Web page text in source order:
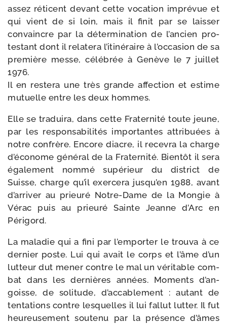
assez réti­cent devant cette voca­tion impré­vue et
qui vient de si loin, mais il finit par se lais­ser
convaincre par la déter­mi­na­tion de l’an­cien pro­
tes­tant dont il rela­te­ra l’i­ti­né­raire à l’oc­ca­sion de sa
pre­mière messe, célé­brée à Genève le 7 juillet
1976.
Il en res­te­ra une très grande affec­tion et estime
mutuelle entre les deux hommes.
Elle se tra­dui­ra, dans cette Fraternité toute jeune,
par les res­pon­sa­bi­li­tés impor­tantes attri­buées à
notre confrère. Encore diacre, il rece­vra la charge
d’é­co­nome géné­ral de la Fraternité. Bientôt il sera
éga­le­ment nom­mé supé­rieur du dis­trict de
Suisse, charge qu’il exer­ce­ra jus­qu’en 1988, avant
d’ar­ri­ver au prieu­ré Notre-​Dame de la Mongie à
Vérac puis au prieu­ré Sainte Jeanne d’Arc en
Périgord.
La mala­die qui a fini par l’emporter le trou­va à ce
der­nier poste. Lui qui avait le corps et l’âme d’un
lut­teur dut mener contre le mal un véri­table com­
bat dans les der­nières années. Moments d’an­
goisse, de soli­tude, d’ac­ca­ble­ment : autant de
ten­ta­tions contre les­quelles il lui fal­lut lut­ter. Il fut
heu­reu­se­ment sou­te­nu par la pré­sence d’âmes